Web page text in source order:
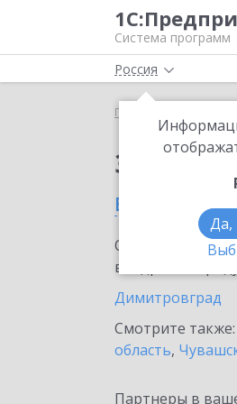
Система программ
Россия
Да,
Главная
в
Ознакомьтесь с
внедрение
Димитровград
Смотрите также:
область,
Партнеры в